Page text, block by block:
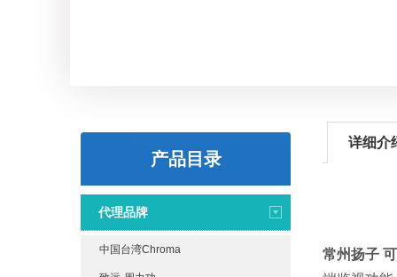
产品目录
代理品牌
中国台湾Chroma
详细介
常州扬子